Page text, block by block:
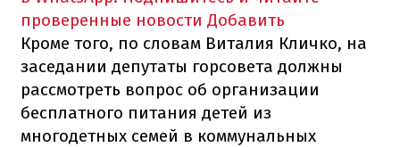
проверенные новости Добавить
Кроме того, по словам Виталия Кличко, на
заседании депутаты горсовета должны
рассмотреть вопрос об организации
бесплатного питания детей из
многодетных семей в коммунальных